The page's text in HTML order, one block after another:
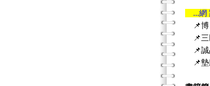
...網
📌博
📌三
📌誠
📌墊